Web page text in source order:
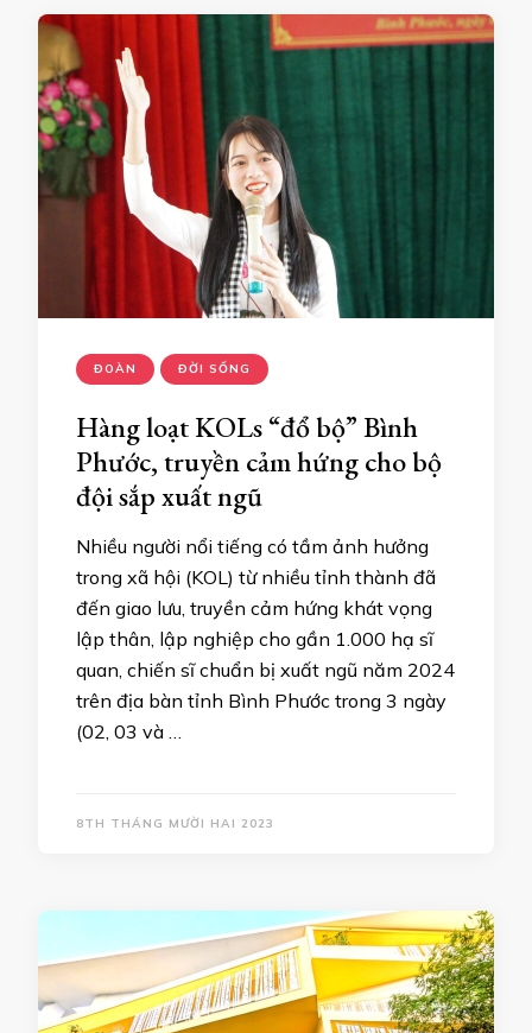
ĐOÀN ĐỜI SỐNG
Hàng loạt KOLs “đổ bộ” Bình
Phước, truyền cảm hứng cho bộ
đội sắp xuất ngũ
Nhiều người nổi tiếng có tầm ảnh hưởng
trong xã hội (KOL) từ nhiều tỉnh thành đã
đến giao lưu, truyền cảm hứng khát vọng
lập thân, lập nghiệp cho gần 1.000 hạ sĩ
quan, chiến sĩ chuẩn bị xuất ngũ năm 2024
trên địa bàn tỉnh Bình Phước trong 3 ngày
(02, 03 và …
8TH THÁNG MƯỜI HAI 2023